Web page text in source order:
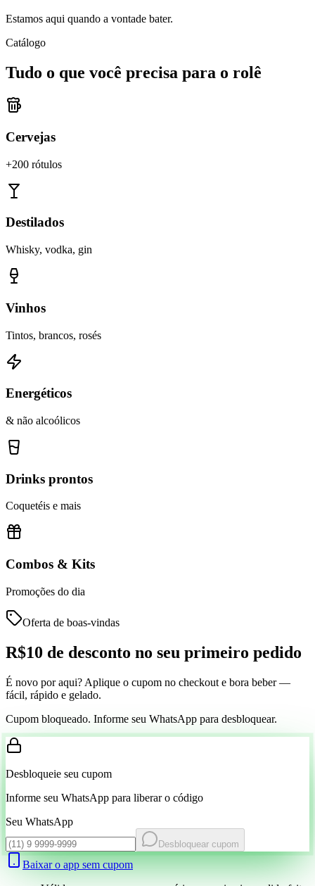
Estamos aqui quando a vontade bater.
Catálogo
Tudo o que você precisa para o rolê
Cervejas
+200 rótulos
Destilados
Whisky, vodka, gin
Vinhos
Tintos, brancos, rosés
Energéticos
& não alcoólicos
Drinks prontos
Coquetéis e mais
Combos & Kits
Promoções do dia
Oferta de boas-vindas
R$10 de desconto no seu primeiro pedido
É novo por aqui? Aplique o cupom no checkout e bora beber —
fácil, rápido e gelado.
Cupom bloqueado. Informe seu WhatsApp para desbloquear.
Desbloqueie seu cupom
Informe seu WhatsApp para liberar o código
Seu WhatsApp
Desbloquear cupom
Baixar o app sem cupom